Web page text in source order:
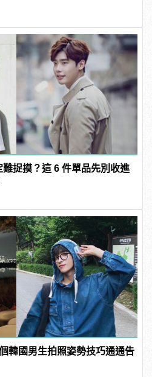
捉摸？這 6 件單品先別收進
韓國男生拍照姿勢技巧通通告